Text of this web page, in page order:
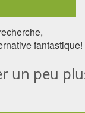
fantastique!
un peu